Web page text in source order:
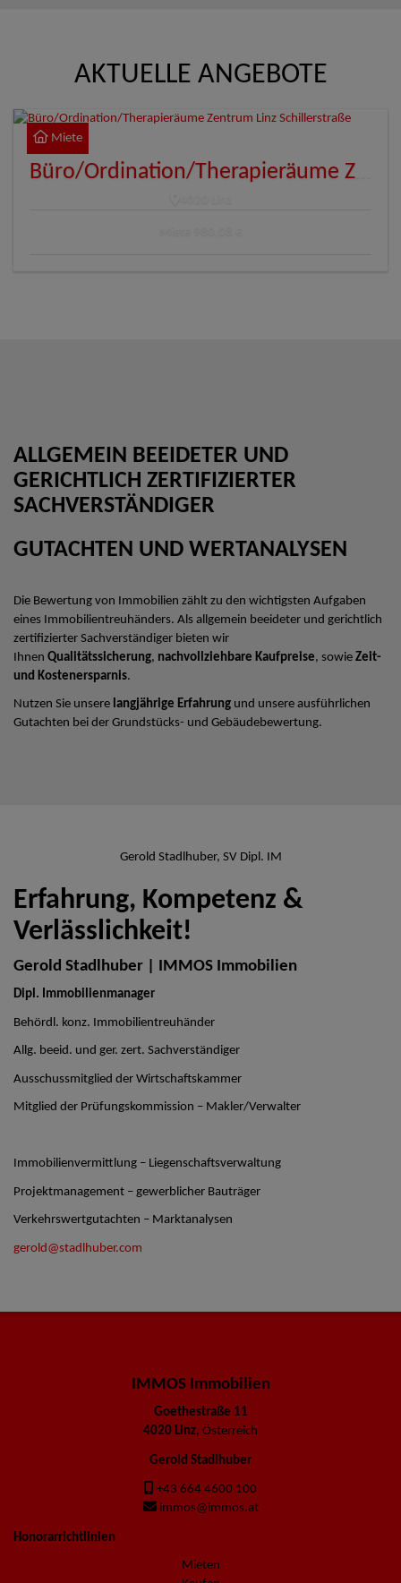
AKTUELLE ANGEBOTE
Miete
ALLGEMEIN BEEIDETER UND
GERICHTLICH ZERTIFIZIERTER
SACHVERSTÄNDIGER
GUTACHTEN UND WERTANALYSEN
Die Bewertung von Immobilien zählt zu den wichtigsten Aufgaben
eines Immobilientreuhänders. Als allgemein beeideter und gerichtlich
zertifizierter Sachverständiger bieten wir
Ihnen Qualitätssicherung, nachvollziehbare Kaufpreise, sowie Zeit-
und Kostenersparnis.
Nutzen Sie unsere langjährige Erfahrung und unsere ausführlichen
Gutachten bei der Grundstücks- und Gebäudebewertung.
Gerold Stadlhuber, SV Dipl. IM
Erfahrung, Kompetenz &
Verlässlichkeit!
Gerold Stadlhuber | IMMOS Immobilien
Dipl. Immobilienmanager
Behördl. konz. Immobilientreuhänder
Allg. beeid. und ger. zert. Sachverständiger
Ausschussmitglied der Wirtschaftskammer
Mitglied der Prüfungskommission – Makler/Verwalter
Immobilienvermittlung – Liegenschaftsverwaltung
Projektmanagement – gewerblicher Bauträger
Verkehrswertgutachten – Marktanalysen
gerold@stadlhuber.com
IMMOS Immobilien
Goethestraße 11
4020 Linz, Österreich
Gerold Stadlhuber
+43 664 4600 100
immos@immos.at
Honorarrichtlinien
Mieten